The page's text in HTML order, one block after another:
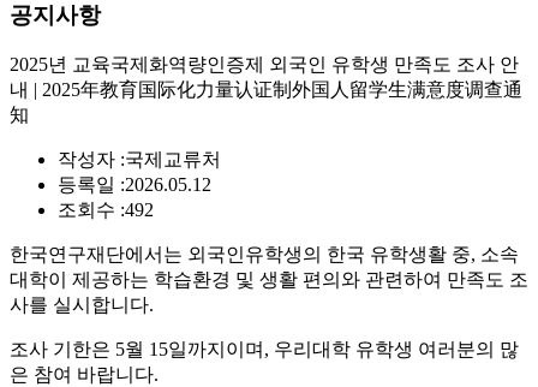
공지사항
2025년 교육국제화역량인증제 외국인 유학생 만족도 조사 안
내 | 2025年教育国际化力量认证制外国人留学生满意度调查通
知
작성자 :국제교류처
등록일 :2026.05.12
조회수 :492
한국연구재단에서는 외국인유학생의 한국 유학생활 중, 소속
대학이 제공하는 학습환경 및 생활 편의와 관련하여 만족도 조
사를 실시합니다.
조사 기한은 5월 15일까지이며, 우리대학 유학생 여러분의 많
은 참여 바랍니다.